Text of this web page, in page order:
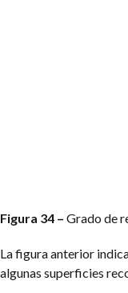
Figura 34 – Grado de
La figura anterior
algunas superficies